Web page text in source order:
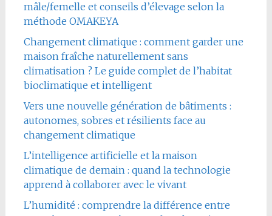
mâle/femelle et conseils d’élevage selon la
méthode OMAKEYA
Changement climatique : comment garder une
maison fraîche naturellement sans
climatisation ? Le guide complet de l’habitat
bioclimatique et intelligent
Vers une nouvelle génération de bâtiments :
autonomes, sobres et résilients face au
changement climatique
L’intelligence artificielle et la maison
climatique de demain : quand la technologie
apprend à collaborer avec le vivant
L’humidité : comprendre la différence entre